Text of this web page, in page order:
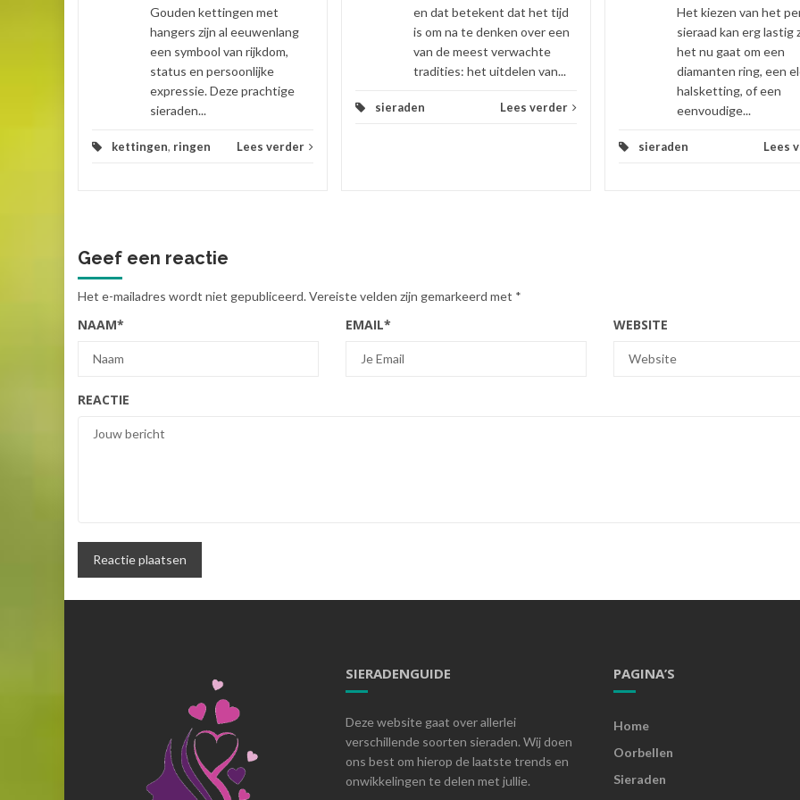
Gouden kettingen met
hangers zijn al eeuwenlang
een symbool van rijkdom,
status en persoonlijke
expressie. Deze prachtige
sieraden...
kettingen, ringen Lees verder
en dat betekent dat het tijd
is om na te denken over een
van de meest verwachte
tradities: het uitdelen van...
sieraden Lees verder
Het kiezen van het
sieraad kan erg lastig
het nu gaat om een
diamanten ring, een
halsketting, of een
eenvoudige...
sieraden Lees
Geef een reactie
Het e-mailadres wordt niet gepubliceerd.Vereiste velden zijn gemarkeerd met *
NAAM* EMAIL* WEBSITE
REACTIE
SIERADENGUIDE
Deze website gaat over allerlei
verschillende soorten sieraden. Wij doen
ons best om hierop de laatste trends en
onwikkelingen te delen met jullie.
PAGINA’S
Home
Oorbellen
Sieraden